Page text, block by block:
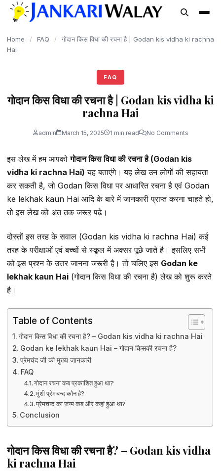
content
Home / FAQ /
गोदान किस विधा की रचना है | Godan kis vidha ki rachna
Hai
FAQ
गोदान किस विधा की रचना है | Godan kis vidha ki
rachna Hai
admin March 15, 2025 1 min read No Comments
इस लेख में हम आपकोगोदान किस विधा की रचना है (Godan kis
vidha ki rachna Hai) यह बताएंगे। यह लेख उन लोगों की सहायता
कर सकती है, जो Godan किस विधा पर आधारित रचना है एवं Godan
ke lekhak kaun Hai आदि के बारे में जानकारी प्राप्त करना चाहते हो,
तो इस लेख को अंत तक जरूर पढ़े।
दोस्तों इस तरह के सवाल (Godan kis vidha ki rachna Hai) कई
तरह के परीक्षाओं एवं बच्चों से स्कूल में अक्सर पूछे जाते है। इसलिए सभी
को इस प्रश्न के उत्तर जानना जरूरी है। तो चलिए इस Godan ke
lekhak kaun Hai (गोदान किस विधा की रचना है) लेख को शुरू करते
है।
Table of Contents
गोदान किस विधा की रचना है? – Godan kis vidha ki rachna Hai
Godan ke lekhak kaun Hai – गोदान किसकी रचना है?
प्रेमचंद जी की मुख्य जानकारी
FAQ
गोदान रचना कब प्रकाशित हुआ था?
मुंशी प्रेमचन्द कौन है?
प्रेमचन्द का जन्म कब और कहां हुआ था?
Conclusion
गोदान किस विधा की रचना है? – Godan kis vidha
ki rachna Hai